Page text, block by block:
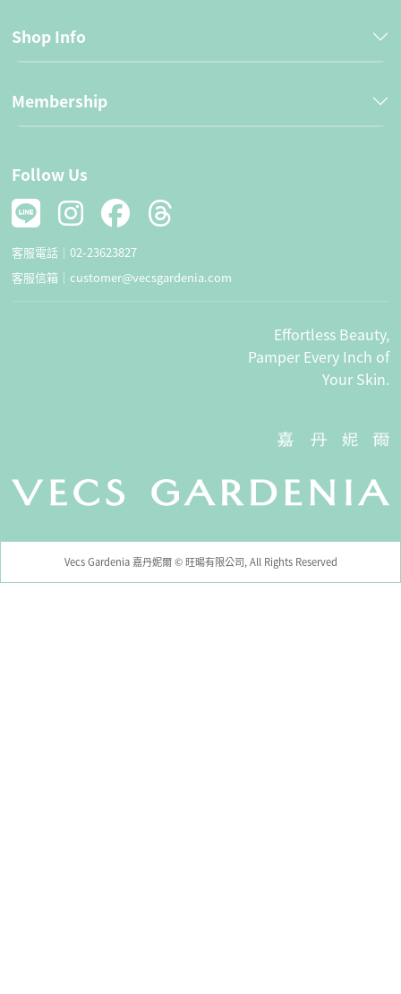
Shop Info
Membership
Follow Us
客服電話｜ 02-23623827
客服信箱｜ customer@vecsgardenia.com
Effortless Beauty,
Pamper Every Inch of
Your Skin.
Vecs Gardenia 嘉丹妮爾 © 旺暘有限公司, All Rights Reserved